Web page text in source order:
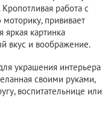
работа с
прививает
яркая картинка
вкус и воображение.
украшения интерьера
своими руками,
воспитательнице или